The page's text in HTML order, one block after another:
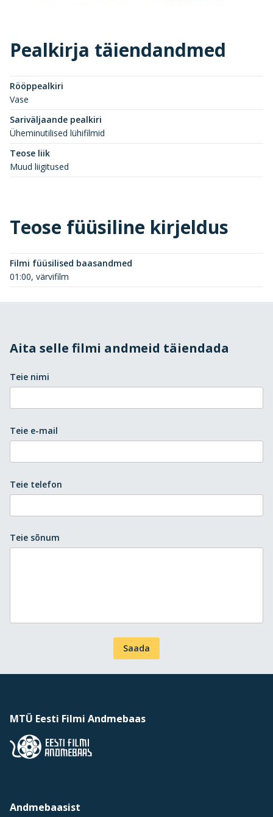
Pealkirja täiendandmed
Rööppealkiri
Vase
Sariväljaande pealkiri
Üheminutilised lühifilmid
Teose liik
Muud liigitused
Teose füüsiline kirjeldus
Filmi füüsilised baasandmed
01:00, värvifilm
Aita selle filmi andmeid täiendada
Teie nimi
Teie e-mail
Teie telefon
Teie sõnum
Saada
MTÜ Eesti Filmi Andmebaas
Andmebaasist